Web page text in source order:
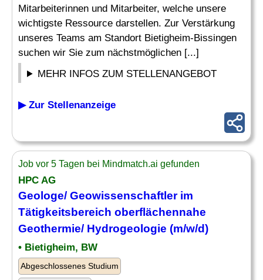
Mitarbeiterinnen und Mitarbeiter, welche unsere
wichtigste Ressource darstellen. Zur Verstärkung
unseres Teams am Standort Bietigheim-Bissingen
suchen wir Sie zum nächstmöglichen [...]
MEHR INFOS ZUM STELLENANGEBOT
▶ Zur Stellenanzeige
Job vor 5 Tagen bei Mindmatch.ai gefunden
HPC AG
Geologe/ Geowissenschaftler im
Tätigkeitsbereich oberflächennahe
Geothermie/ Hydrogeologie (m/w/d)
• Bietigheim, BW
Abgeschlossenes Studium